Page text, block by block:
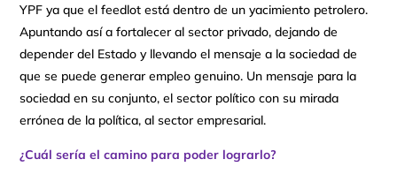
YPF ya que el feedlot está dentro de un yacimiento petrolero.
Apuntando así a fortalecer al sector privado, dejando de
depender del Estado y llevando el mensaje a la sociedad de
que se puede generar empleo genuino. Un mensaje para la
sociedad en su conjunto, el sector político con su mirada
errónea de la política, al sector empresarial.
¿Cuál sería el camino para poder lograrlo?